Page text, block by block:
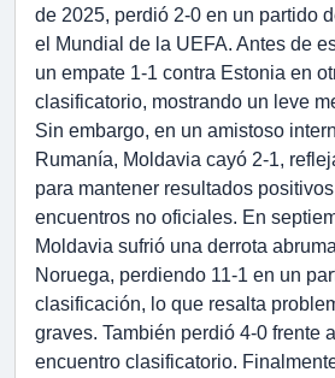
de 2025, perdió 2-0 en un partido
el Mundial de la UEFA. Antes de
un empate 1-1 contra Estonia en
clasificatorio, mostrando un leve
Sin embargo, en un amistoso
Rumanía, Moldavia cayó 2-1,
para mantener resultados
encuentros no oficiales. En
Moldavia sufrió una derrota
Noruega, perdiendo 11-1 en un
clasificación, lo que resalta
graves. También perdió 4-0 frente
encuentro clasificatorio.